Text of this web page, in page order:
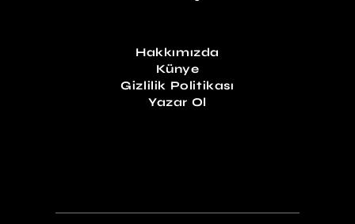
Hakkımızda
Künye
Gizlilik Politikası
Yazar Ol